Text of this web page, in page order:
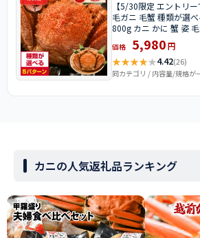
【5/30限定 エントリ
毛ガニ 毛蟹 種類が選
800g カニ かに 蟹 姿
大きい 冷凍 北海道 ボ
贈り物 お取り寄せグル
材 父の日
価格 5,980円
★★★★★4.42(26)
同カテゴリ / 内容量/規格が
カニの人気返礼品ランキング